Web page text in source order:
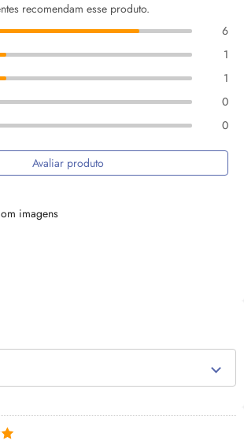
recomendam esse produto.
6
1
1
0
0
Avaliar produto
imagens